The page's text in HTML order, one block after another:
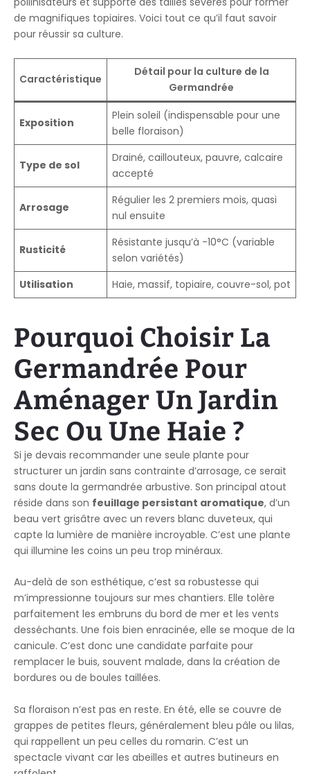
de magnifiques topiaires. Voici tout ce qu’il faut savoir
pour réussir sa culture.
Caractéristique
Détail pour la culture de la
Germandrée
Exposition
Plein soleil (indispensable pour une
belle floraison)
Type de sol
Drainé, caillouteux, pauvre, calcaire
accepté
Arrosage
Régulier les 2 premiers mois, quasi
nul ensuite
Rusticité
Résistante jusqu’à -10°C (variable
selon variétés)
Utilisation
Haie, massif, topiaire, couvre-sol, pot
Pourquoi Choisir La
Germandrée Pour
Aménager Un Jardin
Sec Ou Une Haie ?
Si je devais recommander une seule plante pour
structurer un jardin sans contrainte d’arrosage, ce serait
sans doute la germandrée arbustive. Son principal atout
réside dans son feuillage persistant aromatique, d’un
beau vert grisâtre avec un revers blanc duveteux, qui
capte la lumière de manière incroyable. C’est une plante
qui illumine les coins un peu trop minéraux.
Au-delà de son esthétique, c’est sa robustesse qui
m’impressionne toujours sur mes chantiers. Elle tolère
parfaitement les embruns du bord de mer et les vents
desséchants. Une fois bien enracinée, elle se moque de la
canicule. C’est donc une candidate parfaite pour
remplacer le buis, souvent malade, dans la création de
bordures ou de boules taillées.
Sa floraison n’est pas en reste. En été, elle se couvre de
grappes de petites fleurs, généralement bleu pâle ou lilas,
qui rappellent un peu celles du romarin. C’est un
spectacle vivant car les abeilles et autres butineurs en